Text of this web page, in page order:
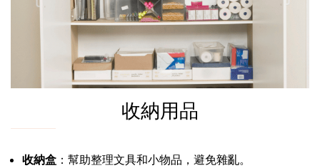
收納用品
收納盒 ：幫助整理文具和小物品，避免雜亂。